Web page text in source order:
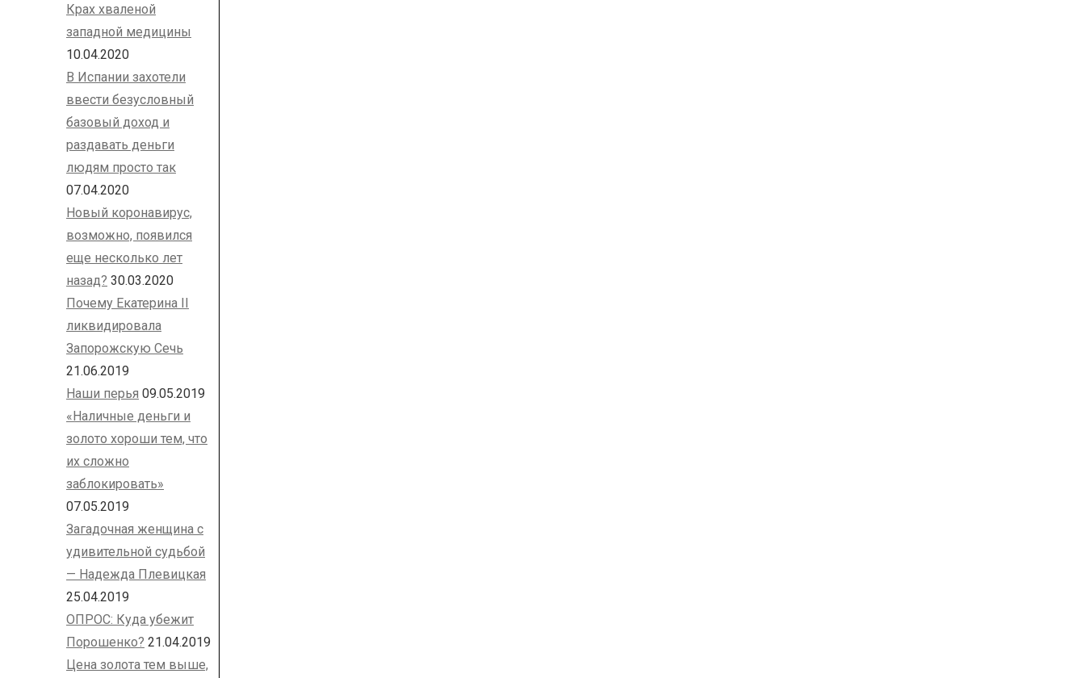
Крах хваленой
западной медицины
10.04.2020
В Испании захотели
ввести безусловный
базовый доход и
раздавать деньги
людям просто так
07.04.2020
Новый коронавирус,
возможно, появился
еще несколько лет
назад? 30.03.2020
Почему Екатерина II
ликвидировала
Запорожскую Сечь
21.06.2019
Наши перья 09.05.2019
«Наличные деньги и
золото хороши тем, что
их сложно
заблокировать»
07.05.2019
Загадочная женщина с
удивительной судьбой
— Надежда Плевицкая
25.04.2019
ОПРОС: Куда убежит
Порошенко? 21.04.2019
Цена золота тем выше,